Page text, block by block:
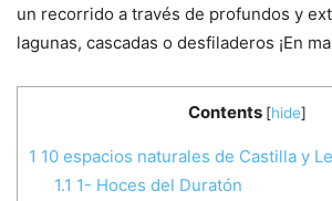
un recorrido a través de profundos y
lagunas, cascadas o desfiladeros ¡En
Contents [hide]
1 10 espacios naturales de Castilla y
1.1 1- Hoces del Duratón